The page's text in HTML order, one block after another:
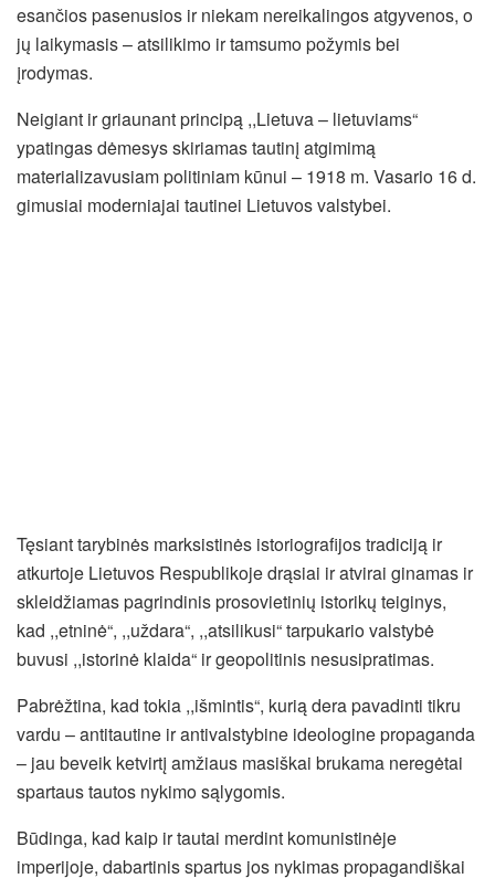
esančios pasenusios ir niekam nereikalingos atgyvenos, o
jų laikymasis – atsilikimo ir tamsumo požymis bei
įrodymas.
Neigiant ir griaunant principą ,,Lietuva – lietuviams“
ypatingas dėmesys skiriamas tautinį atgimimą
materializavusiam politiniam kūnui – 1918 m. Vasario 16 d.
gimusiai moderniajai tautinei Lietuvos valstybei.
Tęsiant tarybinės marksistinės istoriografijos tradiciją ir
atkurtoje Lietuvos Respublikoje drąsiai ir atvirai ginamas ir
skleidžiamas pagrindinis prosovietinių istorikų teiginys,
kad ,,etninė“, ,,uždara“, ,,atsilikusi“ tarpukario valstybė
buvusi ,,istorinė klaida“ ir geopolitinis nesusipratimas.
Pabrėžtina, kad tokia ,,išmintis“, kurią dera pavadinti tikru
vardu – antitautine ir antivalstybine ideologine propaganda
– jau beveik ketvirtį amžiaus masiškai brukama neregėtai
spartaus tautos nykimo sąlygomis.
Būdinga, kad kaip ir tautai merdint komunistinėje
imperijoje, dabartinis spartus jos nykimas propagandiškai